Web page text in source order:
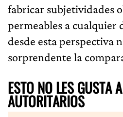
fabricar subjetividades
permeables a cualquier
desde esta perspectiva
sorprendente la
ESTO NO LES GUSTA
AUTORITARIOS